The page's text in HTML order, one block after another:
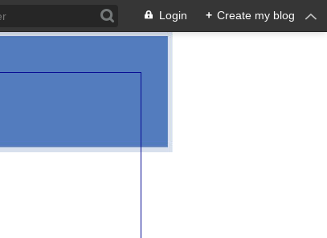
Login + Create my blog